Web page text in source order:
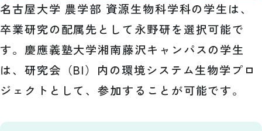
名古屋大学 農学部 資源生物科学科の学生は、
卒業研究の配属先として永野研を選択可能で
す。慶應義塾大学湘南藤沢キャンパスの学生
は、研究会（BI）内の環境システム生物学プロ
ジェクトとして、参加することが可能です。